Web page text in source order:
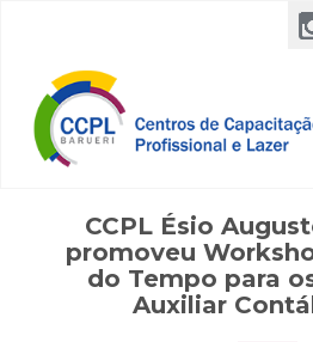
CCPL Ésio
promoveu
do Tempo para
Auxiliar